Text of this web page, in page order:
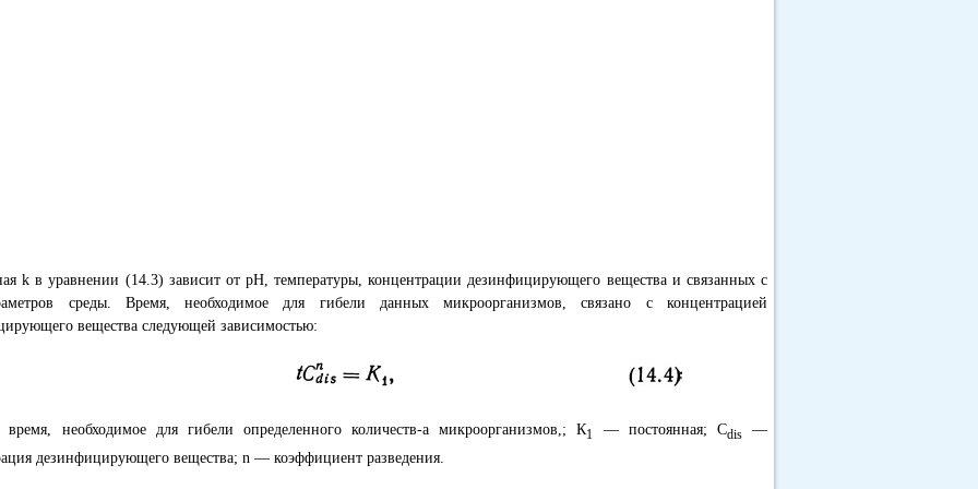
k в уравнении (14.3) зависит от pH, температуры, концентрации дезинфицирующего вещества и связанных с
среды. Время, необходимое для гибели данных микроорганизмов, связано с концентрацией
вещества следующей зависимостью:
необходимое для гибели определенного количеств-а микроорганизмов,; К1 — постоянная; Cdis —
дезинфицирующего вещества; n — коэффициент разведения.